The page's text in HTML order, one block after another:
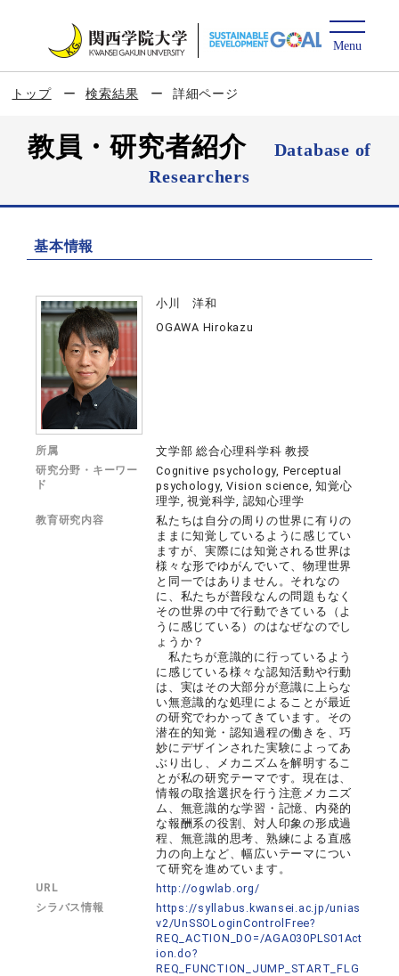
トップ 検索結果 詳細ページ
教員・研究者紹介
Database of
Researchers
基本情報
小川 洋和
OGAWA Hirokazu
所属 文学部 総合心理科学科 教授
研究分野・キーワー
ド
Cognitive psychology, Perceptual
psychology, Vision science, 知覚心
理学, 視覚科学, 認知心理学
教育研究内容
私たちは自分の周りの世界に有りの
ままに知覚しているように感じてい
ますが、実際には知覚される世界は
様々な形でゆがんでいて、物理世界
と同一ではありません。それなの
に、私たちが普段なんの問題もなく
その世界の中で行動できている（よ
うに感じている）のはなぜなのでし
ょうか？
私たちが意識的に行っているよう
に感じている様々な認知活動や行動
は、実はその大部分が意識に上らな
い無意識的な処理によることが最近
の研究でわかってきています。その
潜在的知覚・認知過程の働きを、巧
妙にデザインされた実験によってあ
ぶり出し、メカニズムを解明するこ
とが私の研究テーマです。現在は、
情報の取捨選択を行う注意メカニズ
ム、無意識的な学習・記憶、内発的
な報酬系の役割、対人印象の形成過
程、無意識的思考、熟練による直感
力の向上など、幅広いテーマについ
て研究を進めています。
URL http://ogwlab.org/
シラバス情報
https://syllabus.kwansei.ac.jp/unias
v2/UnSSOLoginControlFree?
REQ_ACTION_DO=/AGA030PLS01Act
ion.do?
REQ_FUNCTION_JUMP_START_FLG